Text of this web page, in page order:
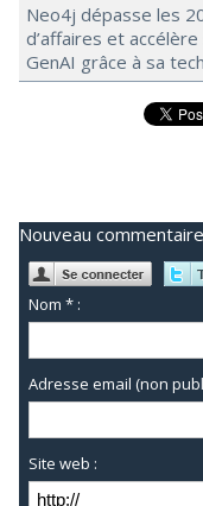
Neo4j dépasse les
d’affaires et
GenAI grâce à sa
Nouveau
Nom * :
Adresse email (non
Site web :